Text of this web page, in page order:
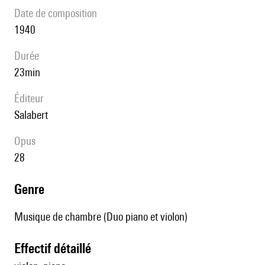
date de composition
1940
durée
23min
éditeur
Salabert
Opus
28
genre
Musique de chambre (Duo piano et violon)
effectif détaillé